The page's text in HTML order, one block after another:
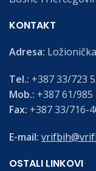
KONTAKT
Adresa:
Tel.: +387 33/723
Mob.: +387 61/985
Fax: +387 33/716-
E-mail:
OSTALI LINKOVI